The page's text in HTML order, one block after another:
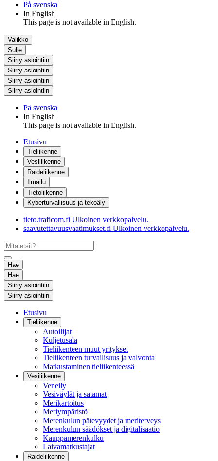
På svenska
In English
This page is not available in English.
Valikko
Sulje
Siirry asiointiin
Siirry asiointiin
Siirry asiointiin
Siirry asiointiin
På svenska
In English
This page is not available in English.
Etusivu
Tieliikenne
Vesiliikenne
Raideliikenne
Ilmailu
Tietoliikenne
Kyberturvallisuus ja tekoäly
tieto.traficom.fi Ulkoinen verkkopalvelu.
saavutettavuusvaatimukset.fi Ulkoinen verkkopalvelu.
Hae
Hae
Siirry asiointiin
Siirry asiointiin
Etusivu
Tieliikenne
Autoilijat
Kuljetusala
Tieliikenteen muut yritykset
Tieliikenteen turvallisuus ja valvonta
Matkustaminen tieliikenteessä
Vesiliikenne
Veneily
Vesiväylät ja satamat
Merikartoitus
Meriympäristö
Merenkulun pätevyydet ja meriterveys
Merenkulun säädökset ja digitalisaatio
Kauppamerenkulku
Laivamatkustajat
Raideliikenne